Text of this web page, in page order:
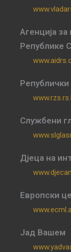
Агенција
Републике
Републички
Службени
Дјеца на
Европски
Јад Вашем